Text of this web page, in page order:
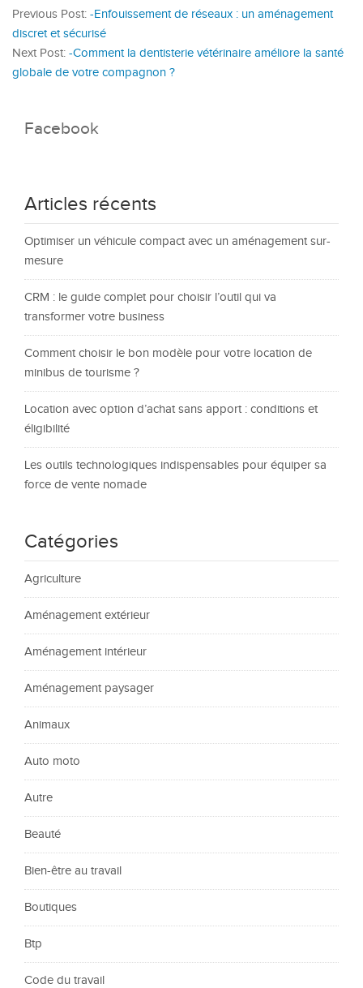
Previous Post: -Enfouissement de réseaux : un aménagement
discret et sécurisé
Next Post: -Comment la dentisterie vétérinaire améliore la santé
globale de votre compagnon ?
Facebook
Articles récents
Optimiser un véhicule compact avec un aménagement sur-
mesure
CRM : le guide complet pour choisir l’outil qui va
transformer votre business
Comment choisir le bon modèle pour votre location de
minibus de tourisme ?
Location avec option d’achat sans apport : conditions et
éligibilité
Les outils technologiques indispensables pour équiper sa
force de vente nomade
Catégories
Agriculture
Aménagement extérieur
Aménagement intérieur
Aménagement paysager
Animaux
Auto moto
Autre
Beauté
Bien-être au travail
Boutiques
Btp
Code du travail